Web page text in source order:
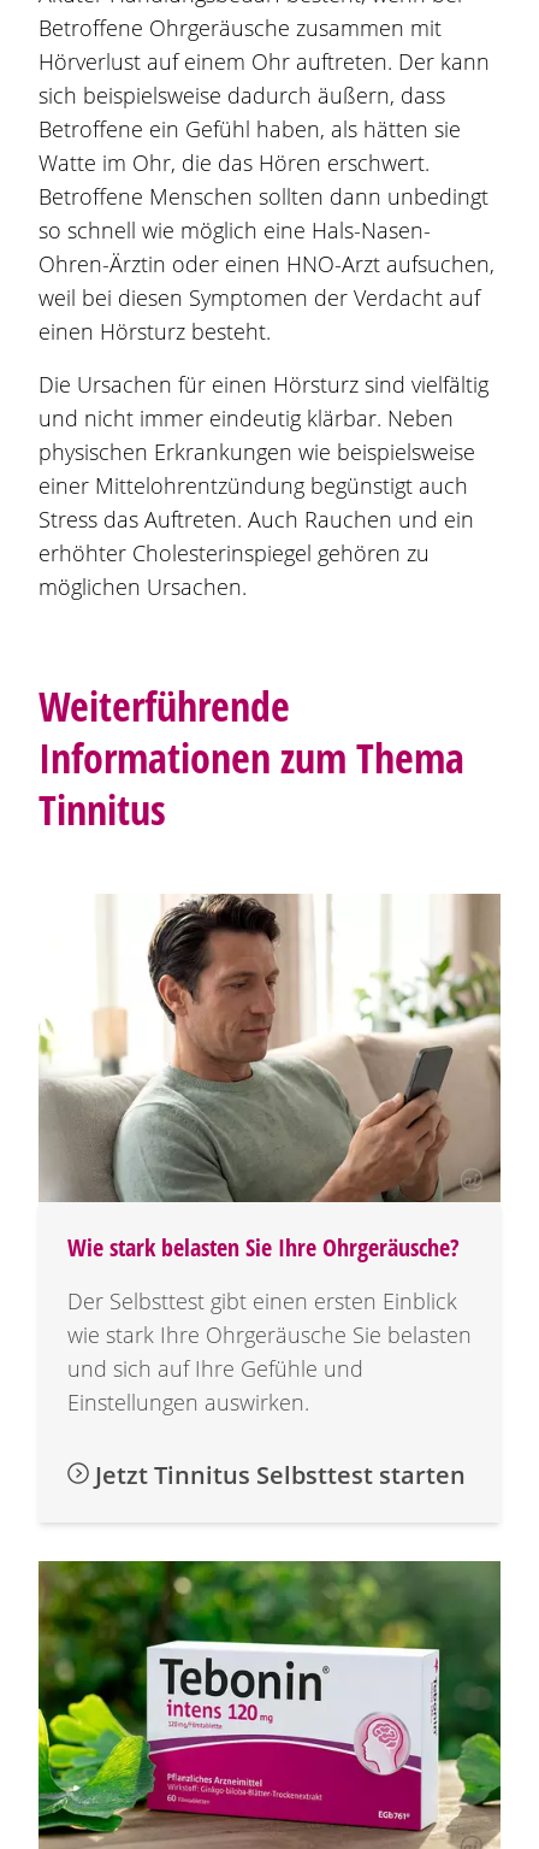
Betroffene Ohrgeräusche zusammen mit
Hörverlust auf einem Ohr auftreten. Der kann
sich beispielsweise dadurch äußern, dass
Betroffene ein Gefühl haben, als hätten sie
Watte im Ohr, die das Hören erschwert.
Betroffene Menschen sollten dann unbedingt
so schnell wie möglich eine Hals-Nasen-
Ohren-Ärztin oder einen HNO-Arzt aufsuchen,
weil bei diesen Symptomen der Verdacht auf
einen Hörsturz besteht.
Die Ursachen für einen Hörsturz sind vielfältig
und nicht immer eindeutig klärbar. Neben
physischen Erkrankungen wie beispielsweise
einer Mittelohrentzündung begünstigt auch
Stress das Auftreten. Auch Rauchen und ein
erhöhter Cholesterinspiegel gehören zu
möglichen Ursachen.
Weiterführende
Informationen zum Thema
Tinnitus
Wie stark belasten Sie Ihre Ohrgeräusche?
Der Selbsttest gibt einen ersten Einblick
wie stark Ihre Ohrgeräusche Sie belasten
und sich auf Ihre Gefühle und
Einstellungen auswirken.
Jetzt Tinnitus Selbsttest starten